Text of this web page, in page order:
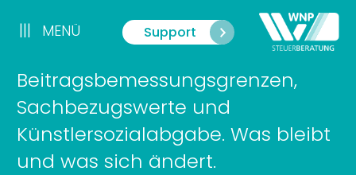
Inhalt
springen
Support
||| MENÜ
Beitragsbemessungsgrenzen,
Sachbezugswerte und
Künstlersozialabgabe. Was bleibt
und was sich ändert.